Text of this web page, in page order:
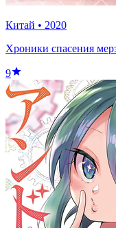
Китай • 2020
Хроники спасения
9